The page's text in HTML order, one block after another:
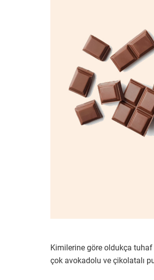
Kimilerine göre oldukça tuhaf
çok avokadolu ve çikolatalı